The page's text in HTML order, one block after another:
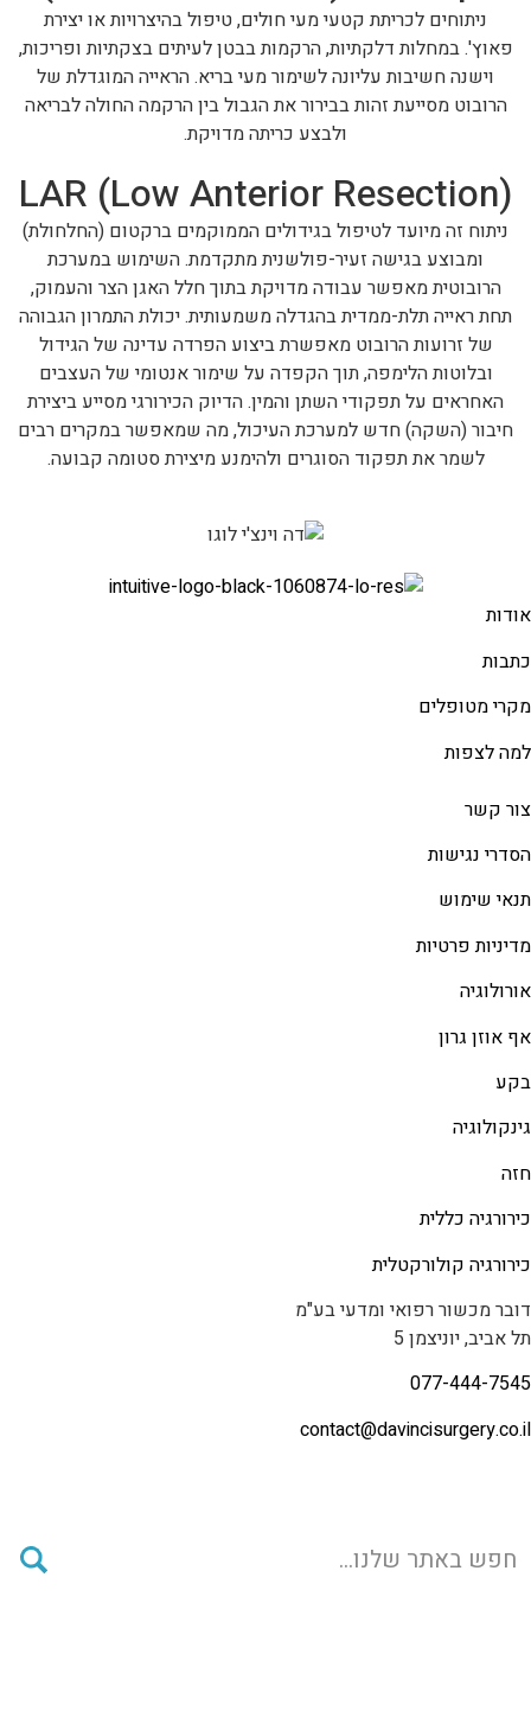
ניתוחים לכריתת קטעי מעי חולים, טיפול בהיצרויות או יצירת
פאוץ'. במחלות דלקתיות, הרקמות בבטן לעיתים בצקתיות ופריכות,
וישנה חשיבות עליונה לשימור מעי בריא. הראייה המוגדלת של
הרובוט מסייעת זהות בבירור את הגבול בין הרקמה החולה לבריאה
ולבצע כריתה מדויקת.
LAR (Low Anterior Resection)
ניתוח זה מיועד לטיפול בגידולים הממוקמים ברקטום (החלחולת)
ומבוצע בגישה זעיר-פולשנית מתקדמת. השימוש במערכת
הרובוטית מאפשר עבודה מדויקת בתוך חלל האגן הצר והעמוק,
תחת ראייה תלת-ממדית בהגדלה משמעותית. יכולת התמרון הגבוהה
של זרועות הרובוט מאפשרת ביצוע הפרדה עדינה של הגידול
ובלוטות הלימפה, תוך הקפדה על שימור אנטומי של העצבים
האחראים על תפקודי השתן והמין. הדיוק הכירורגי מסייע ביצירת
חיבור (השקה) חדש למערכת העיכול, מה שמאפשר במקרים רבים
לשמר את תפקוד הסוגרים ולהימנע מיצירת סטומה קבועה.
אודות
כתבות
מקרי מטופלים
למה לצפות
צור קשר
הסדרי נגישות
תנאי שימוש
מדיניות פרטיות
אורולוגיה
אף אוזן גרון
בקע
גינקולוגיה
חזה
כירורגיה כללית
כירורגיה קולורקטלית
דובר מכשור רפואי ומדעי בע"מ
תל אביב, יוניצמן 5
077-444-7545
contact@davincisurgery.co.il